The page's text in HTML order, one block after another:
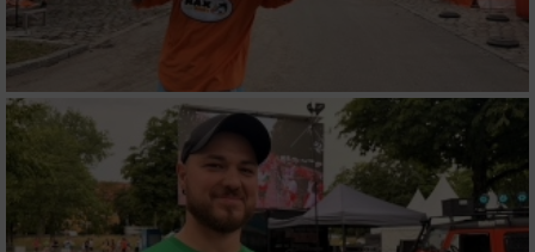
Erstellung von Profilen für personalisierte
Werbung
Verwendung von Profilen zur Auswahl
personalisierter Werbung
Erstellung von Profilen zur Personalisierung
von Inhalten